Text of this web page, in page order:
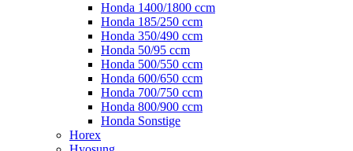
Honda 1400/1800 ccm
Honda 185/250 ccm
Honda 350/490 ccm
Honda 50/95 ccm
Honda 500/550 ccm
Honda 600/650 ccm
Honda 700/750 ccm
Honda 800/900 ccm
Honda Sonstige
Horex